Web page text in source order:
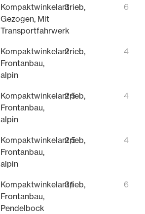
Kompaktwinkelantrieb,
Gezogen, Mit
Transportfahrwerk
3 6
Kompaktwinkelantrieb,
Frontanbau,
alpin
2 4
Kompaktwinkelantrieb,
Frontanbau,
alpin
2,5 4
Kompaktwinkelantrieb,
Frontanbau,
alpin
2,5 4
Kompaktwinkelantrieb,
Frontanbau,
Pendelbock
3,1 6